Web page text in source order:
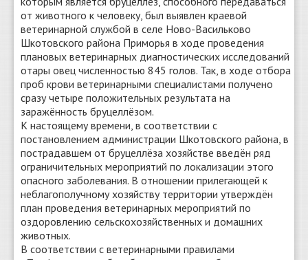
от животного к человеку, был выявлен краевой
ветеринарной службой в селе Ново-Васильково
Шкотовского района Приморья в ходе проведения
плановых ветеринарных диагностических исследований
отары овец численностью 845 голов. Так, в ходе отбора
проб крови ветеринарными специалистами получено
сразу четыре положительных результата на
заражённость бруцеллёзом.
К настоящему времени, в соответствии с
постановлением администрации Шкотовского района, в
пострадавшем от бруцеллёза хозяйстве введён ряд
ограничительных мероприятий по локализации этого
опасного заболевания. В отношении прилегающей к
неблагополучному хозяйству территории утверждён
план проведения ветеринарных мероприятий по
оздоровлению сельскохозяйственных и домашних
животных.
В соответствии с ветеринарными правилами